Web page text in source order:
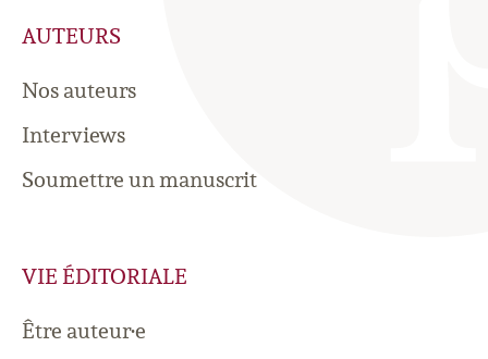
AUTEURS
Nos auteurs
Interviews
Soumettre un manuscrit
VIE ÉDITORIALE
Être auteur·e